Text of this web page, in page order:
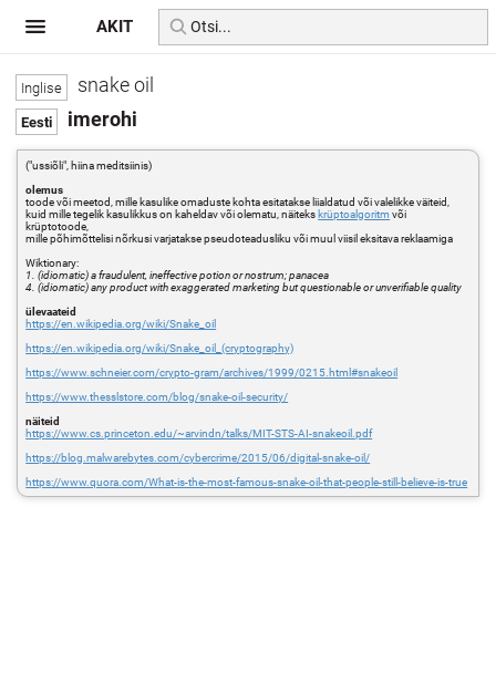
snake oil
imerohi
("ussiõli", hiina meditsiinis)
olemus
toode või meetod, mille kasulike omaduste kohta esitatakse liialdatud või valelikke väiteid,
kuid mille tegelik kasulikkus on kaheldav või olematu, näiteks krüptoalgoritm või
krüptotoode,
mille põhimõttelisi nõrkusi varjatakse pseudoteadusliku või muul viisil eksitava reklaamiga
Wiktionary:
1. (idiomatic) a fraudulent, ineffective potion or nostrum; panacea
4. (idiomatic) any product with exaggerated marketing but questionable or unverifiable quality
ülevaateid
https://en.wikipedia.org/wiki/Snake_oil
https://en.wikipedia.org/wiki/Snake_oil_(cryptography)
https://www.schneier.com/crypto-gram/archives/1999/0215.html#snakeoil
https://www.thesslstore.com/blog/snake-oil-security/
näiteid
https://www.cs.princeton.edu/~arvindn/talks/MIT-STS-AI-snakeoil.pdf
https://blog.malwarebytes.com/cybercrime/2015/06/digital-snake-oil/
https://www.quora.com/What-is-the-most-famous-snake-oil-that-people-still-believe-is-true
AKIT